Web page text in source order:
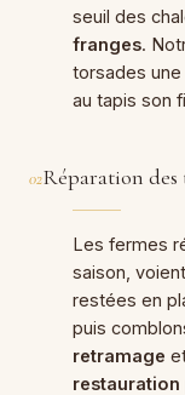
seuil des
franges.
torsades une
au tapis son
02Réparation des
Les fermes
saison,
restées en
puis
retramage
restauration